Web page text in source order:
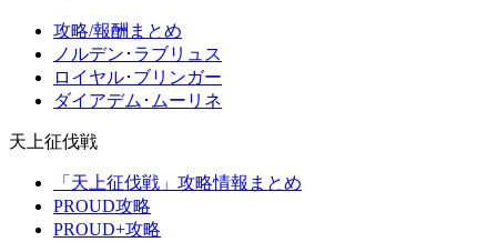
攻略/報酬まとめ
ノルデン･ラブリュス
ロイヤル･ブリンガー
ダイアデム･ムーリネ
天上征伐戦
「天上征伐戦」攻略情報まとめ
PROUD攻略
PROUD+攻略